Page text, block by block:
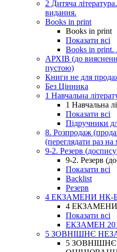
2 Дитяча
видання.
Books in print
Books in print
Показати всі
Books in print.
АРХІВ (до
пустою)
Книги не для
Без Цінника
1 Навчальна
1 Навчальна
Показати всі
Підручники
8. Розпродаж
(переглядати раз на
9-2. Резерв
9-2. Резерв
Показати всі
Backlist
Резерв
4 ЕКЗАМЕНИ НК-
4
Показати всі
ЕКЗАМЕН
5 ЗОВНІШНЄ
5